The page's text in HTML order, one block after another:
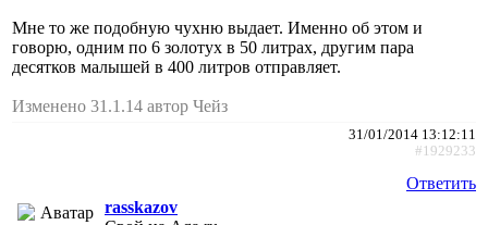
Мне то же подобную чухню выдает. Именно об этом и
говорю, одним по 6 золотух в 50 литрах, другим пара
десятков малышей в 400 литров отправляет.
Изменено 31.1.14 автор Чейз
31/01/2014 13:12:11
#1929233
Ответить
rasskazov